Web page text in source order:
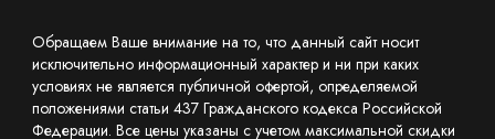
Обращаем Ваше внимание на то, что данный сайт носит
исключительно информационный характер и ни при каких
условиях не является публичной офертой, определяемой
положениями статьи 437 Гражданского кодекса Российской
Федерации. Все цены указаны с учетом максимальной скидки